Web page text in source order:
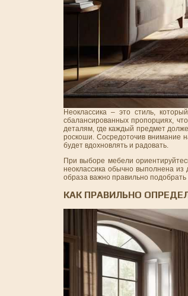
Неоклассика – это стиль,
сбалансированных пропорциях,
деталям, где каждый предмет
роскоши. Сосредоточив внимание
будет вдохновлять и радовать.
При выборе мебели
неоклассика обычно выполнена из
образа важно правильно
КАК ПРАВИЛЬНО